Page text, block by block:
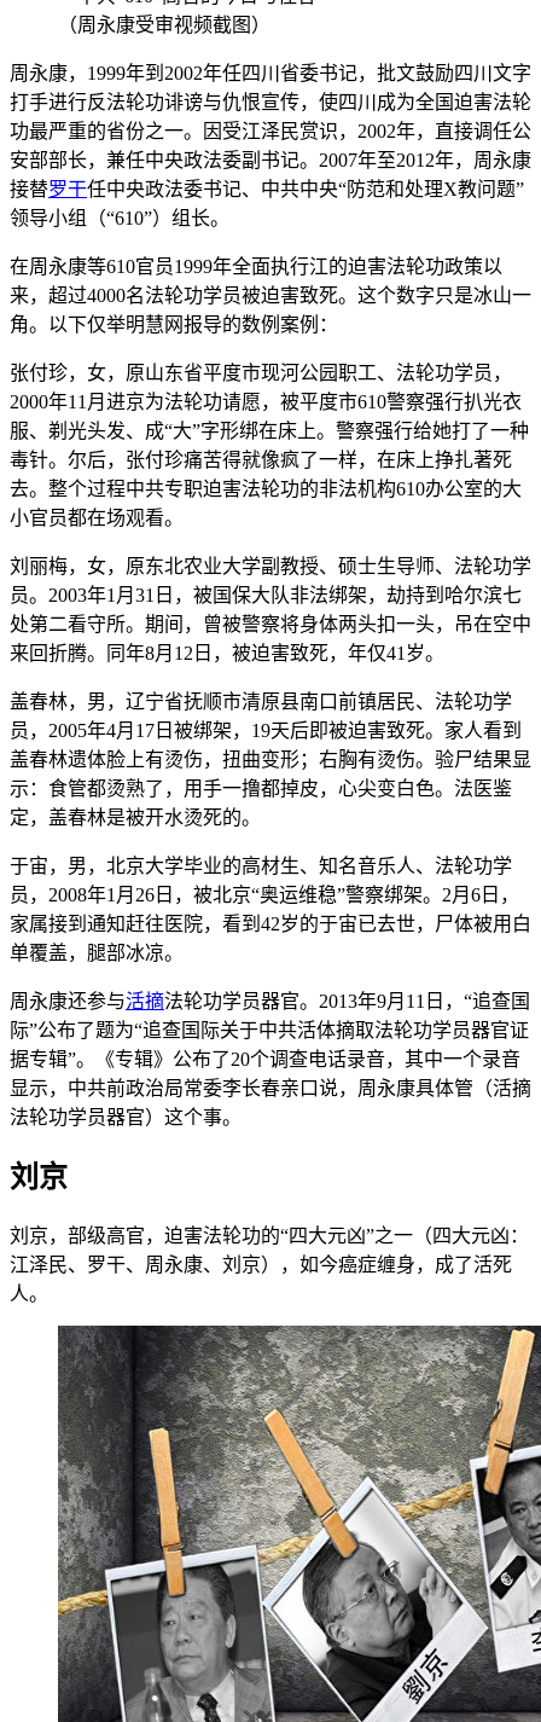
（周永康受审视频截图）
周永康，1999年到2002年任四川省委书记，批文鼓励四川文字
打手进行反法轮功诽谤与仇恨宣传，使四川成为全国迫害法轮
功最严重的省份之一。因受江泽民赏识，2002年，直接调任公
安部部长，兼任中央政法委副书记。2007年至2012年，周永康
接替罗干任中央政法委书记、中共中央“防范和处理X教问题”
领导小组（“610”）组长。
在周永康等610官员1999年全面执行江的迫害法轮功政策以
来，超过4000名法轮功学员被迫害致死。这个数字只是冰山一
角。以下仅举明慧网报导的数例案例：
张付珍，女，原山东省平度市现河公园职工、法轮功学员，
2000年11月进京为法轮功请愿，被平度市610警察强行扒光衣
服、剃光头发、成“大”字形绑在床上。警察强行给她打了一种
毒针。尔后，张付珍痛苦得就像疯了一样，在床上挣扎著死
去。整个过程中共专职迫害法轮功的非法机构610办公室的大
小官员都在场观看。
刘丽梅，女，原东北农业大学副教授、硕士生导师、法轮功学
员。2003年1月31日，被国保大队非法绑架，劫持到哈尔滨七
处第二看守所。期间，曾被警察将身体两头扣一头，吊在空中
来回折腾。同年8月12日，被迫害致死，年仅41岁。
盖春林，男，辽宁省抚顺市清原县南口前镇居民、法轮功学
员，2005年4月17日被绑架，19天后即被迫害致死。家人看到
盖春林遗体脸上有烫伤，扭曲变形；右胸有烫伤。验尸结果显
示：食管都烫熟了，用手一撸都掉皮，心尖变白色。法医鉴
定，盖春林是被开水烫死的。
于宙，男，北京大学毕业的高材生、知名音乐人、法轮功学
员，2008年1月26日，被北京“奥运维稳”警察绑架。2月6日，
家属接到通知赶往医院，看到42岁的于宙已去世，尸体被用白
单覆盖，腿部冰凉。
周永康还参与活摘法轮功学员器官。2013年9月11日，“追查国
际”公布了题为“追查国际关于中共活体摘取法轮功学员器官证
据专辑”。《专辑》公布了20个调查电话录音，其中一个录音
显示，中共前政治局常委李长春亲口说，周永康具体管（活摘
法轮功学员器官）这个事。
刘京
刘京，部级高官，迫害法轮功的“四大元凶”之一（四大元凶：
江泽民、罗干、周永康、刘京），如今癌症缠身，成了活死
人。